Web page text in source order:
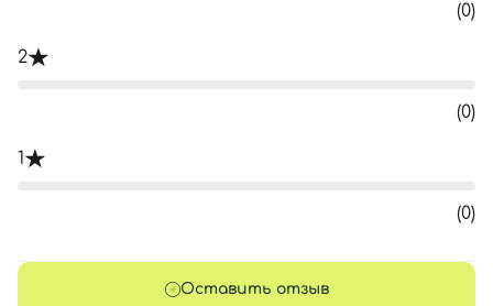
(0)
2
(0)
1
(0)
Оставить отзыв